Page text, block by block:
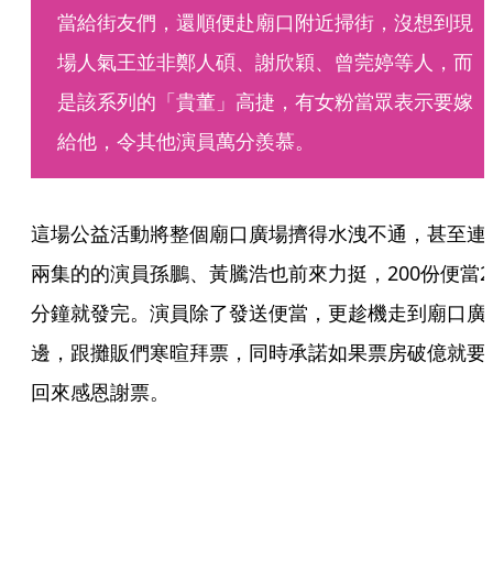
當給街友們，還順便赴廟口附近掃街，沒想到現
場人氣王並非鄭人碩、謝欣穎、曾莞婷等人，而
是該系列的「貴董」高捷，有女粉當眾表示要嫁
給他，令其他演員萬分羨慕。
這場公益活動將整個廟口廣場擠得水洩不通，甚至連
兩集的的演員孫鵬、黃騰浩也前來力挺，200份便當
分鐘就發完。演員除了發送便當，更趁機走到廟口廣
邊，跟攤販們寒暄拜票，同時承諾如果票房破億就要
回來感恩謝票。